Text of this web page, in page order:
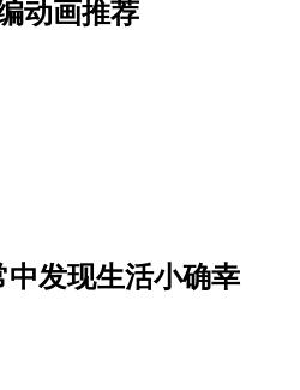
动画推荐
中发现生活小确幸